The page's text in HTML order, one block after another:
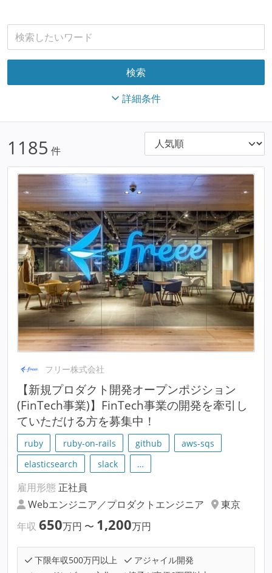
詳細条件
1185 件
フリー株式会社
【新規プロダクト開発オープンポジション
(FinTech事業)】FinTech事業の開発を牽引し
ていただける方を募集中！
ruby ruby-on-rails github
aws-sqs
elasticsearch
slack …
雇用形態 正社員
Webエンジニア／プロダクトエンジニア
東京
年収 650万円 〜 1,200万円
下限年収500万円以上
アジャイル開発